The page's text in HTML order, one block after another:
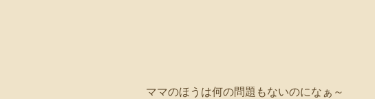
ママのほうは何の問題もないのになぁ～